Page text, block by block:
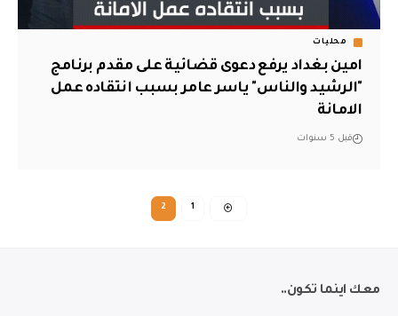
محليات
امين بغداد يرفع دعوى قضائية على مقدم برنامج
"الرشيد والناس" ياسر عامر بسبب انتقاده عمل
الامانة
قبل 5 سنوات
1
2
معك اينما تكون..